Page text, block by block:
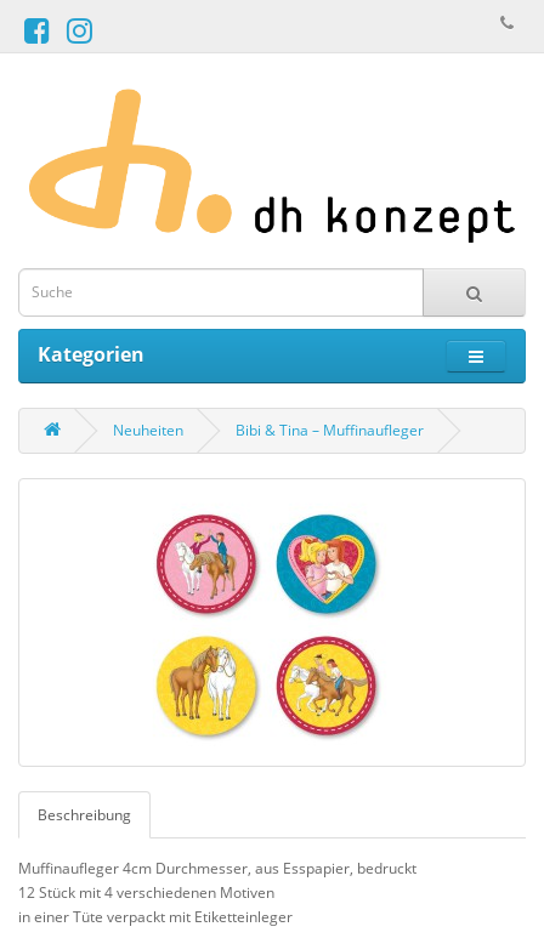
Kategorien
Neuheiten Bibi & Tina – Muffinaufleger
Beschreibung
Muffinaufleger 4cm Durchmesser, aus Esspapier, bedruckt
12 Stück mit 4 verschiedenen Motiven
in einer Tüte verpackt mit Etiketteinleger